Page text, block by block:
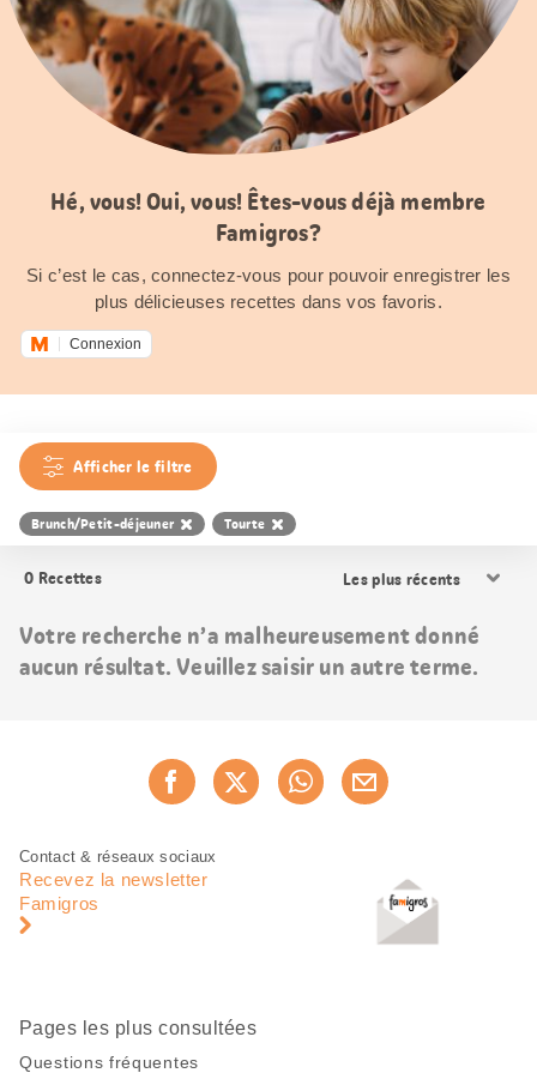
Hé, vous! Oui, vous! Êtes-vous déjà membre
Famigros?
Si c’est le cas, connectez-vous pour pouvoir enregistrer les
plus délicieuses recettes dans vos favoris.
Connexion
Afficher le filtre
Brunch/Petit-déjeuner Tourte
0 Recettes
les
Votre recherche n’a malheureusement donné
aucun résultat. Veuillez saisir un autre terme.
Recommander maintenant
Pied
page
Navigation
pied
Contact & réseaux sociaux
Recevez la newsletter
Famigros
Pages les plus consultées
Questions fréquentes